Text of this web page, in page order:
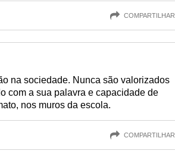
COMPARTILHAR
na sociedade. Nunca são valorizados
com a sua palavra e capacidade de
nos muros da escola.
COMPARTILHAR